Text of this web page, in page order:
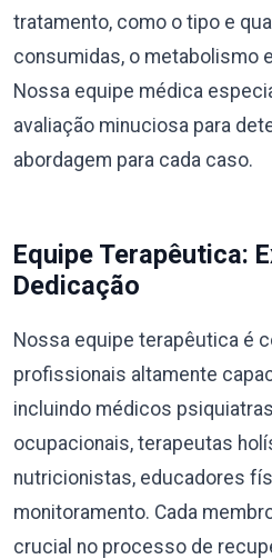
tratamento, como o tipo e
consumidas, o metabolismo
Nossa equipe médica
avaliação minuciosa para
abordagem para cada caso.
Equipe Terapêutica:
Dedicação
Nossa equipe terapêutica é
profissionais altamente
incluindo médicos
ocupacionais, terapeutas
nutricionistas, educadores
monitoramento. Cada
crucial no processo de